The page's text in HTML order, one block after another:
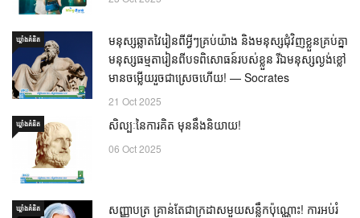
ឃ្លាំង​គំនិត
មនុស្សឆ្លាតវៃរៀនពីអ្វីៗគ្រប់យ៉ាង និងមនុស្សជុំវិញខ្លួនគ្រប់គ្នា
មនុស្សធម្មតារៀនពីបទពិសោធន៍របស់ខ្លួន រីឯមនុស្សល្ងង់ខ្លៅ
មានចម្លើយរួចជាស្រេចហើយ! — Socrates
21 Oct 2025
ឃ្លាំង​គំនិត សិល្បៈនៃការគិត មុននឹងនិយាយ!
06 Oct 2025
ឃ្លាំង​គំនិត
សញ្ញាបត្រ គ្រាន់តែជាក្រដាសមួយសន្លឹកប៉ុណ្ណោះ! ការអប់រំ